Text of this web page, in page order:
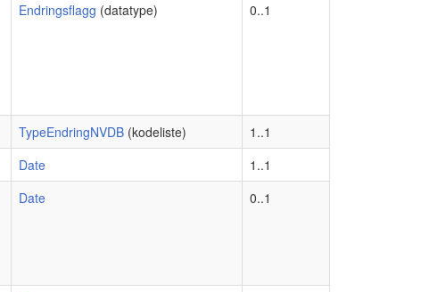
Endringsflagg (datatype) 0..1
TypeEndringNVDB (kodeliste)
1..1
Date
1..1
Date 0..1